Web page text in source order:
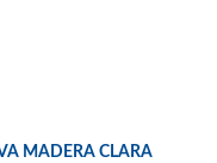
MADERA CLARA